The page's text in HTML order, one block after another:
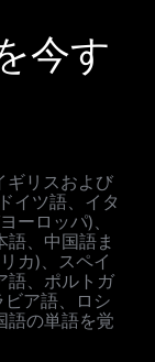
今す
ギリスおよび
イツ語、イタ
ーロッパ)、
語、中国語ま
カ)、スペイ
語、ポルトガ
ア語、ロシ
語の単語を覚